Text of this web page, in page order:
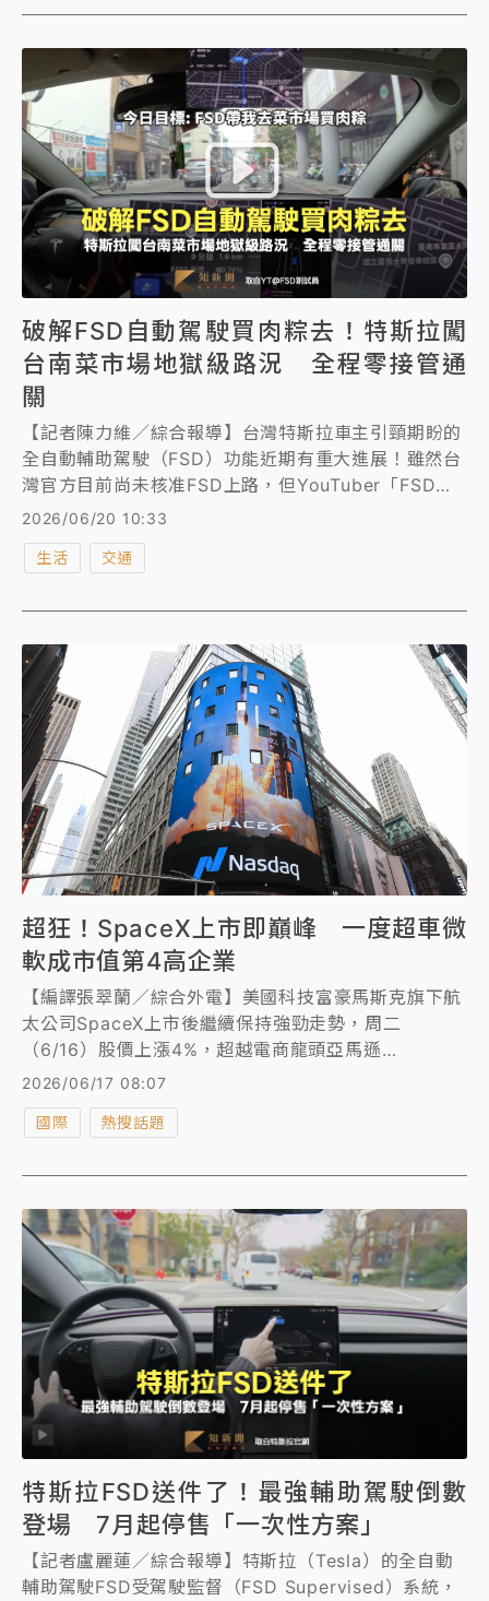
破解FSD自動駕駛買肉粽去！特斯拉闖
台南菜市場地獄級路況 全程零接管通
關
【記者陳力維／綜合報導】台灣特斯拉車主引頸期盼的
全自動輔助駕駛（FSD）功能近期有重大進展！雖然台
灣官方目前尚未核准FSD上路，但YouTuber「FSD測
試員」日前實測破解啟用FSD，挑戰駛進人車混雜的台
南傳統菜市場，FSD系統在這種「地獄級」的混亂路況
中達成駕駛人零接管通關，網友驚呼：「比『三寶』跟
正式向車安中心遞交審查文件，積極爭取FSD合法在台
上路，並宣布將於6月底停止販售「一次性買斷方
案」。
2026/06/20 10:33
生活 交通
超狂！SpaceX上市即巔峰 一度超車微
軟成市值第4高企業
【編譯張翠蘭／綜合外電】美國科技富豪馬斯克旗下航
太公司SpaceX上市後繼續保持強勁走勢，周二
（6/16）股價上漲4%，超越電商龍頭亞馬遜
（Amazon），成為市值第5高的企業，盤中甚至一度
2026/06/17 08:07
國際 熱搜話題
特斯拉FSD送件了！最強輔助駕駛倒數
登場 7月起停售「一次性方案」
【記者盧麗蓮／綜合報導】特斯拉（Tesla）的全自動
輔助駕駛FSD受駕駛監督（FSD Supervised）系統，